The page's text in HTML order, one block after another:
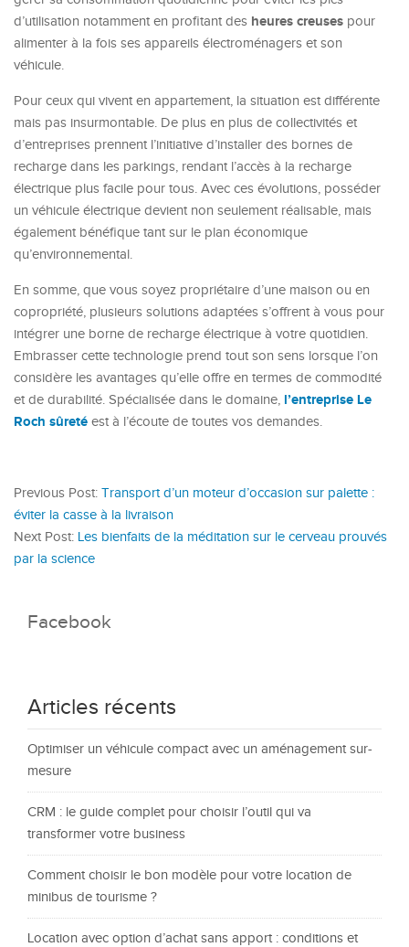
d’utilisation notamment en profitant des heures creuses pour
alimenter à la fois ses appareils électroménagers et son
véhicule.
Pour ceux qui vivent en appartement, la situation est différente
mais pas insurmontable. De plus en plus de collectivités et
d’entreprises prennent l’initiative d’installer des bornes de
recharge dans les parkings, rendant l’accès à la recharge
électrique plus facile pour tous. Avec ces évolutions, posséder
un véhicule électrique devient non seulement réalisable, mais
également bénéfique tant sur le plan économique
qu’environnemental.
En somme, que vous soyez propriétaire d’une maison ou en
copropriété, plusieurs solutions adaptées s’offrent à vous pour
intégrer une borne de recharge électrique à votre quotidien.
Embrasser cette technologie prend tout son sens lorsque l’on
considère les avantages qu’elle offre en termes de commodité
et de durabilité. Spécialisée dans le domaine, l’entreprise Le
Roch sûreté est à l’écoute de toutes vos demandes.
Previous Post: Transport d’un moteur d’occasion sur palette :
éviter la casse à la livraison
Next Post: Les bienfaits de la méditation sur le cerveau prouvés
par la science
Facebook
Articles récents
Optimiser un véhicule compact avec un aménagement sur-
mesure
CRM : le guide complet pour choisir l’outil qui va
transformer votre business
Comment choisir le bon modèle pour votre location de
minibus de tourisme ?
Location avec option d’achat sans apport : conditions et